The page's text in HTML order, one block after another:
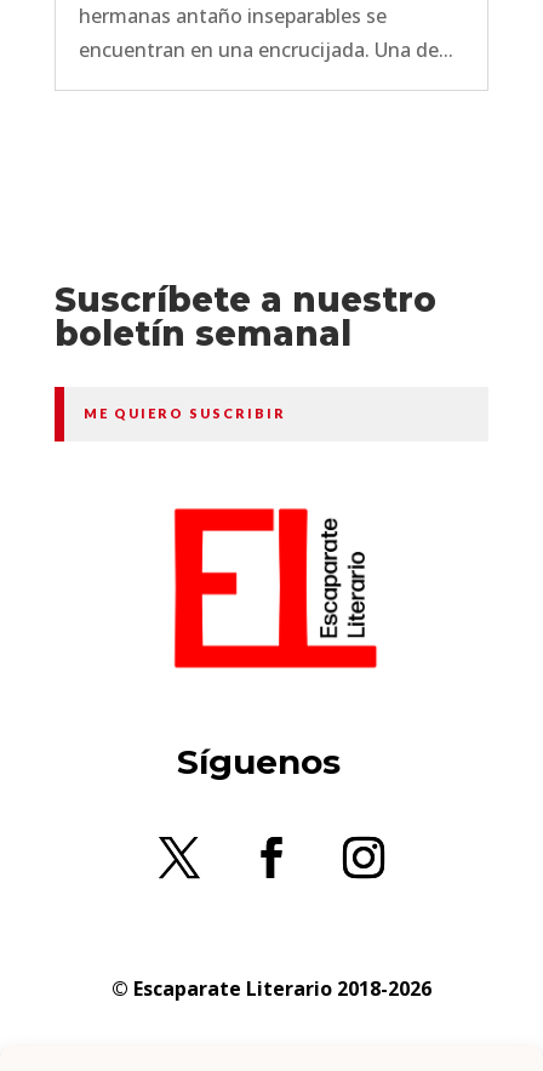
hermanas antaño inseparables se
encuentran en una encrucijada. Una de...
Suscríbete a nuestro
boletín semanal
ME QUIERO SUSCRIBIR
Síguenos
© Escaparate Literario 2018-2026